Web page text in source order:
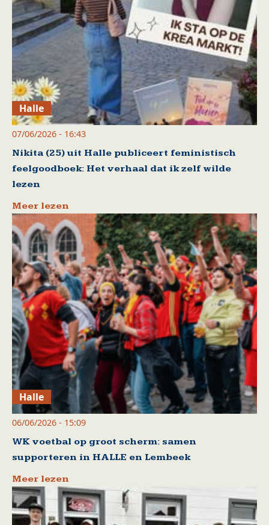
Halle
07/06/2026 - 16:43
Nikita (25) uit Halle publiceert feministisch
feelgoodboek: Het verhaal dat ik zelf wilde
lezen
Meer lezen
Halle
06/06/2026 - 15:09
WK voetbal op groot scherm: samen
supporteren in HALLE en Lembeek
Meer lezen